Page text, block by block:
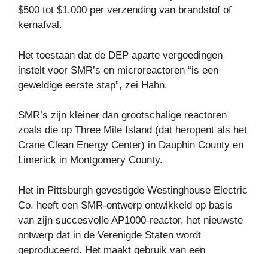
$500 tot $1.000 per verzending van brandstof of
kernafval.
Het toestaan ​​dat de DEP aparte vergoedingen
instelt voor SMR’s en microreactoren “is een
geweldige eerste stap”, zei Hahn.
SMR’s zijn kleiner dan grootschalige reactoren
zoals die op Three Mile Island (dat heropent als het
Crane Clean Energy Center) in Dauphin County en
Limerick in Montgomery County.
Het in Pittsburgh gevestigde Westinghouse Electric
Co. heeft een SMR-ontwerp ontwikkeld op basis
van zijn succesvolle AP1000-reactor, het nieuwste
ontwerp dat in de Verenigde Staten wordt
geproduceerd. Het maakt gebruik van een